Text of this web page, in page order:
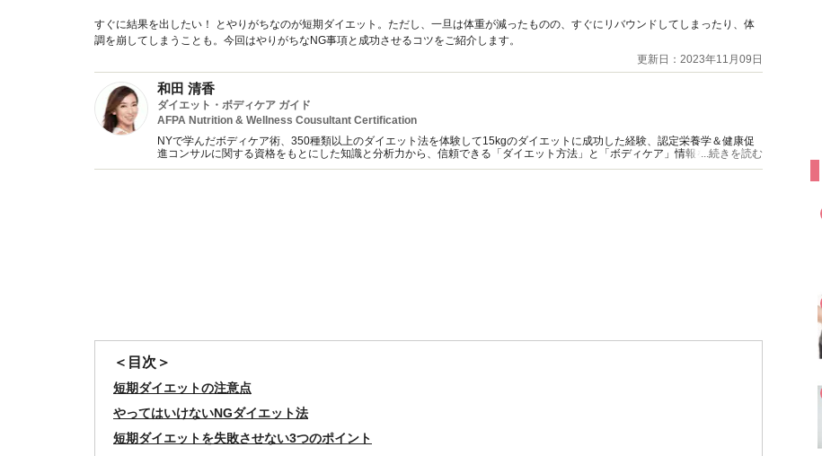
すぐに結果を出したい！ とやりがちなのが短期ダイエット。ただし、一旦は体重が減ったものの、すぐにリバウンドしてしまったり、体
調を崩してしまうことも。今回はやりがちなNG事項と成功させるコツをご紹介します。
更新日：2023年11月09日
和田 清香
ダイエット・ボディケア ガイド
AFPA Nutrition & Wellness Cousultant Certification
NYで学んだボディケア術、350種類以上のダイエット法を体験して15kgのダイエットに成功した経験、認定栄養学＆健康促
進コンサルに関する資格をもとにした知識と分析力から、信頼できる「ダイエット方法」と「ボディケア」情報を提供。
YouTube&インスタグラムでのダイエット動画も配信中（＊経歴にURL記載）。
...続きを読む
＜目次＞
短期ダイエットの注意点
やってはいけないNGダイエット法
短期ダイエットを失敗させない3つのポイント